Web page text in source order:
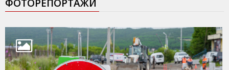
ФОТОРЕПОРТАЖИ